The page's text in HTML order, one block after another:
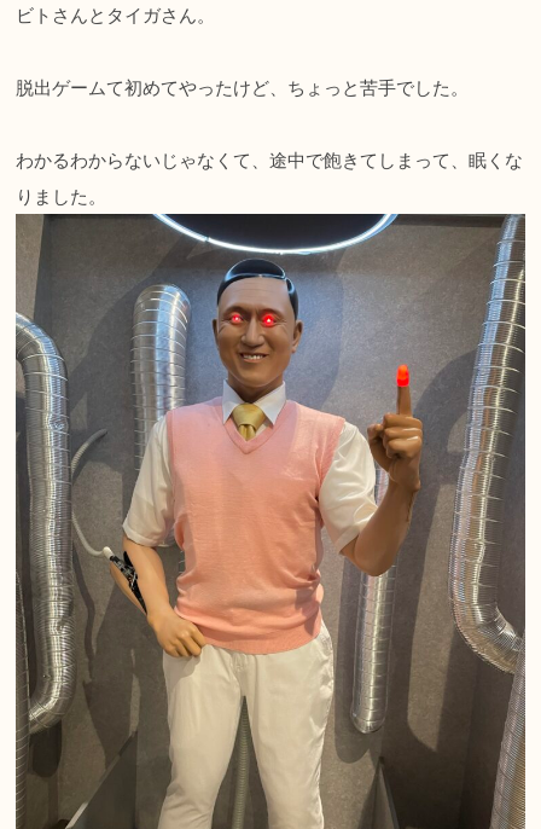
ビトさんとタイガさん。
脱出ゲームて初めてやったけど、ちょっと苦手でした。
わかるわからないじゃなくて、途中で飽きてしまって、眠くな
りました。